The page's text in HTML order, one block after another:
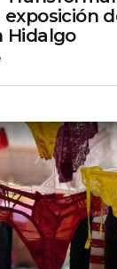
exposición
Hidalgo